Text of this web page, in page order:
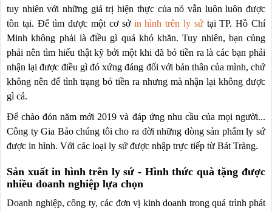
tuy nhiên với những giá trị hiện thực của nó vẫn luôn luôn được
tồn tại. Để tìm được một cơ sở in hình trên ly sứtại TP. Hồ Chí
Minh không phải là điều gì quá khó khăn. Tuy nhiên, bạn củng
phải nên tìm hiểu thật kỹ bởi một khi đã bỏ tiền ra là các bạn phải
nhận lại được điều gì đó xứng đáng đối với bản thân của mình, chứ
không nên để tình trạng bỏ tiền ra nhưng mà nhận lại không được
gì cả.
Để chào đón năm mới 2019 và đáp ứng nhu cầu của mọi người...
Công ty Gia Bảo chúng tôi cho ra đời những dòng sản phẩm ly sứ
được in hình. Với các loại ly sứ được nhập trực tiếp từ Bát Tràng.
Sản xuất in hình trên ly sứ - Hình thức quà tặng được
nhiều doanh nghiệp lựa chọn
Doanh nghiệp, công ty, các đơn vị kinh doanh trong quá trình phát